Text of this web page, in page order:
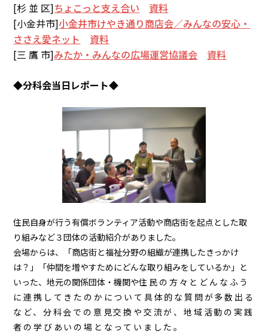
[杉 並 区]ちょこっと支え合い
資料
[小金井市]小金井市けやき通り商店会／みんなの安心・
ささえ愛ネット
資料
[三 鷹 市]みたか・みんなの広場運営協議会 資料
◆分科会当日レポート◆
住民自身が行う有償ボランティア活動や商店街を起点とした取
り組みなど３団体の活動紹介がありました。
会場からは、「商店街と福祉分野の組織が連携したきっかけ
は？」「仲間を増やすためにどんな取り組みをしているか」と
いった、地元の関係団体・機関や住民の方々とどんなふう
に連携してきたのかについて具体的な質問が多数出る
など、 分科会での 意見交換や交流が、地域活動の実践
者の学びあいの場となっていました。